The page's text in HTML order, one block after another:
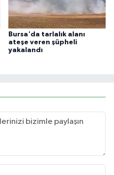
Bursa'da tarlalık alanı
ateşe veren şüpheli
yakalandı